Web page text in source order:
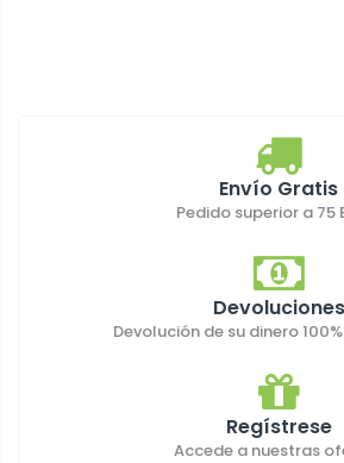
Envío Gratis
Pedido superior a 75
Devoluciones
Devolución de su dinero
Regístrese
Accede a nuestras